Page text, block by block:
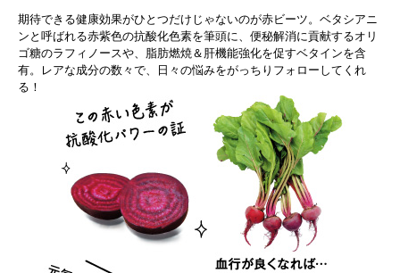
期待できる健康効果がひとつだけじゃないのが赤ビーツ。ベタシアニ
ンと呼ばれる赤紫色の抗酸化色素を筆頭に、便秘解消に貢献するオリ
ゴ糖のラフィノースや、脂肪燃焼＆肝機能強化を促すベタインを含
有。レアな成分の数々で、日々の悩みをがっちりフォローしてくれ
る！